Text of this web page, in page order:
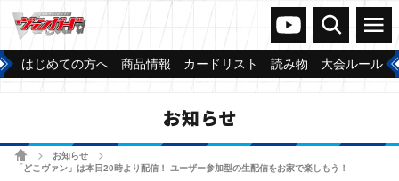
ヴァンガードch
検索 メニュー
はじめての方へ 商品情報 カードリスト 読み物 大会ルール
お知らせ
ホームお知らせ
「どこヴァン」は本日20時より配信！ ユーザー参加型の生配信をお家で楽しもう！